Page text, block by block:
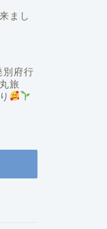
まし
府行
丸旅